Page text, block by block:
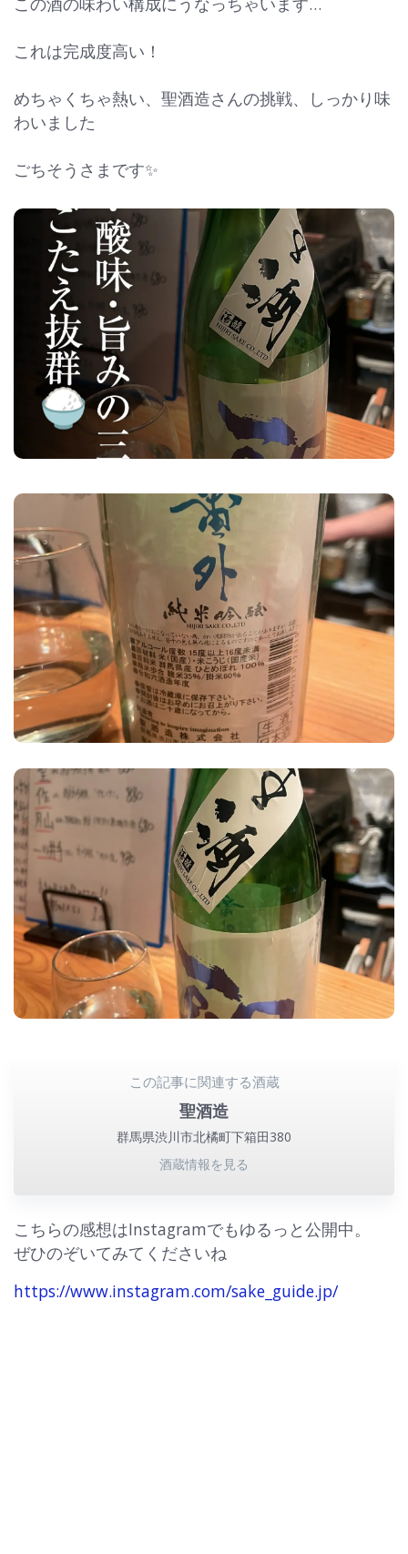
これは完成度高い！
めちゃくちゃ熱い、聖酒造さんの挑戦、しっかり味
わいました
ごちそうさまです✨
この記事に関連する酒蔵
聖酒造
群馬県渋川市北橘町下箱田380
酒蔵情報を見る
こちらの感想はInstagramでもゆるっと公開中。
ぜひのぞいてみてくださいね
https://www.instagram.com/sake_guide.jp/